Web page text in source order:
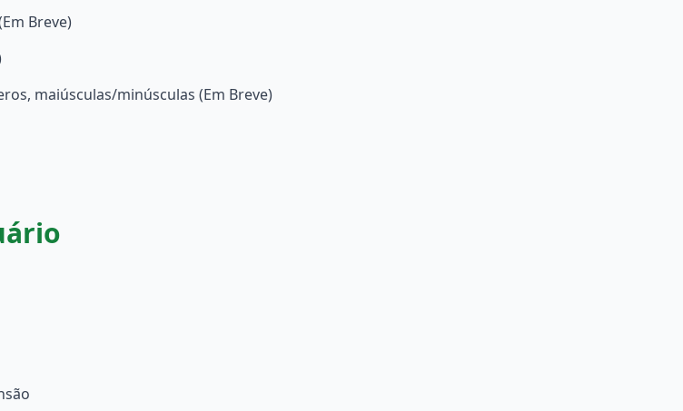
Breve)
maiúsculas/minúsculas (Em Breve)